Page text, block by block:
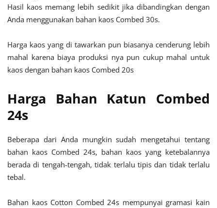
Hasil kaos memang lebih sedikit jika dibandingkan dengan
Anda menggunakan bahan kaos Combed 30s.
Harga kaos yang di tawarkan pun biasanya cenderung lebih
mahal karena biaya produksi nya pun cukup mahal untuk
kaos dengan bahan kaos Combed 20s
Harga Bahan Katun Combed
24s
Beberapa dari Anda mungkin sudah mengetahui tentang
bahan kaos Combed 24s, bahan kaos yang ketebalannya
berada di tengah-tengah, tidak terlalu tipis dan tidak terlalu
tebal.
Bahan kaos Cotton Combed 24s mempunyai gramasi kain